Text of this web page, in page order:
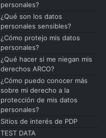
personales?
¿Qué son los datos
personales sensibles?
¿Cómo protejo mis datos
personales?
¿Qué hacer si me niegan mis
derechos ARCO?
¿Cómo puedo conocer más
sobre mi derecho a la
protección de mis datos
personales?
Sitios de interés de PDP
TEST DATA